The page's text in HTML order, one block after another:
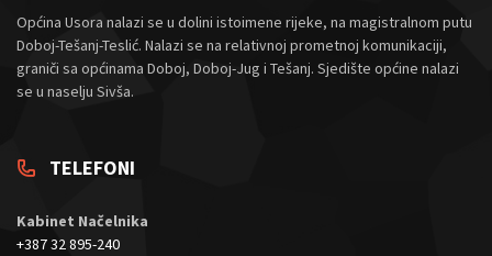
Općina Usora nalazi se u dolini istoimene rijeke, na magistralnom putu
Doboj-Tešanj-Teslić. Nalazi se na relativnoj prometnoj komunikaciji,
graniči sa općinama Doboj, Doboj-Jug i Tešanj. Sjedište općine nalazi
se u naselju Sivša.
TELEFONI
Kabinet Načelnika
+387 32 895-240